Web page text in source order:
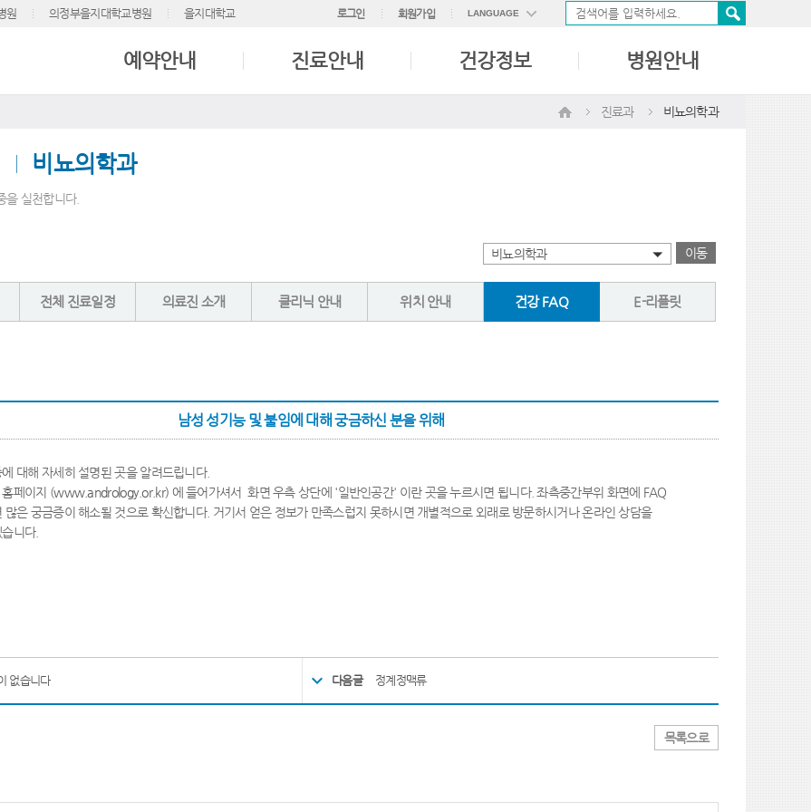
원 의정부을지대학교병원 을지대학교 로그인 회원가입 LANGUAGE
中國語
예약안내 진료안내 건강정보 병원안내
진료과 비뇨의학과
비뇨의학과
을 실천합니다.
비뇨의학과 이동
전체 진료일정 의료진 소개 클리닉 안내 위치 안내 건강 FAQ E-리플릿
남성 성기능 및 불임에 대해 궁금하신 분을 위해
대해 자세히 설명된 곳을 알려드립니다.
페이지 (www.andrology.or.kr) 에 들어가셔서 화면 우측 상단에 '일반인공간' 이란 곳을 누르시면 됩니다. 좌측중간부위 화면에 FAQ
많은 궁금증이 해소될 것으로 확신합니다. 거기서 얻은 정보가 만족스럽지 못하시면 개별적으로 외래로 방문하시거나 온라인 상담을
니다.
없습니다 다음글 정계정맥류
목록으로